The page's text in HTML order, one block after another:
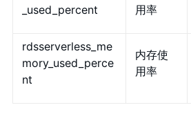
_used_percent
用率
rdsserverless_me
mory_used_perce
nt
内存使
用率